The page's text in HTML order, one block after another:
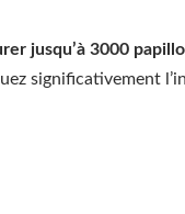
jusqu’à 3000
significativement